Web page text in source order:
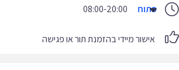
פתוח 08:00-20:00
אישור מיידי בהזמנת תור או פגישה